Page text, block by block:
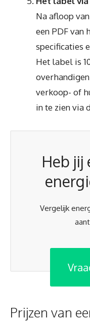
Na afloop
een PDF van
specificaties
Het label is
verkoop- of
in te zien via
Heb jij
Vergelijk
Prijzen van